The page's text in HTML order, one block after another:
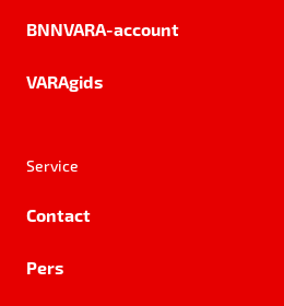
BNNVARA-account
VARAgids
Service
Contact
Pers